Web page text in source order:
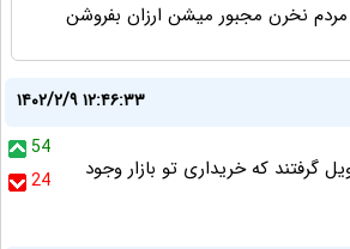
۱۴۰۲/۲/۹ ۱۲:۴۶:۳۳
54
24
گرفتند که خریداری تو بازار وجود